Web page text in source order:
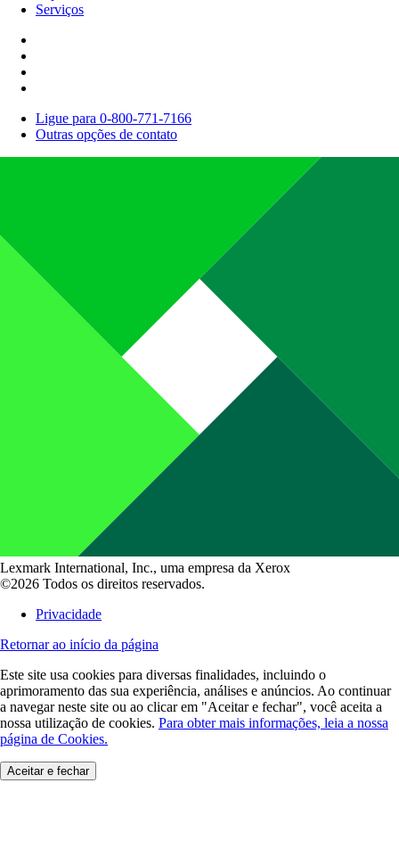
Serviços
Ligue para 0-800-771-7166
Outras opções de contato
Lexmark International, Inc., uma empresa da Xerox
©2026 Todos os direitos reservados.
Privacidade
Retornar ao início da página
Este site usa cookies para diversas finalidades, incluindo o
aprimoramento das sua experiência, análises e anúncios. Ao continuar
a navegar neste site ou ao clicar em "Aceitar e fechar", você aceita a
nossa utilização de cookies. Para obter mais informações, leia a nossa
página de Cookies.
Aceitar e fechar